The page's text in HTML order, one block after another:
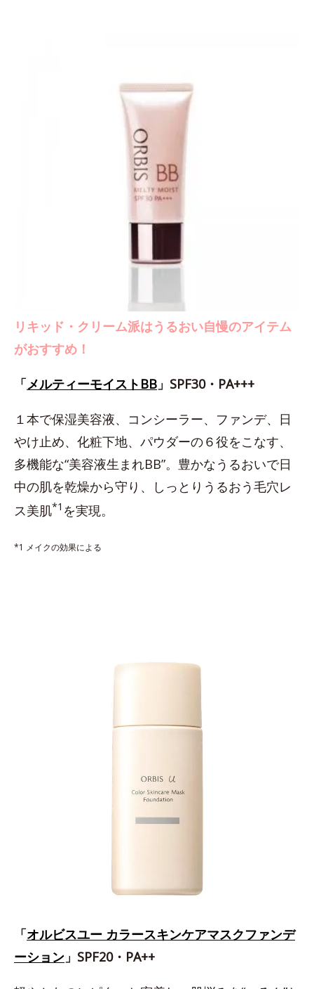
リキッド・クリーム派はうるおい自慢のアイテム
がおすすめ！
「メルティーモイストBB 」SPF30・PA+++
１本で保湿美容液、コンシーラー、ファンデ、日
やけ止め、化粧下地、パウダーの６役をこなす、
多機能な“美容液生まれBB”。豊かなうるおいで日
中の肌を乾燥から守り、しっとりうるおう毛穴レ
ス美肌*1 を実現。
*1 メイクの効果による
「オルビスユー カラースキンケアマスクファンデ
ーション 」SPF20・PA++